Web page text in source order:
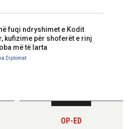
fuqi ndryshimet e Kodit
kufizime për shoferët e rinj
më të larta
Diplomat
OP-ED